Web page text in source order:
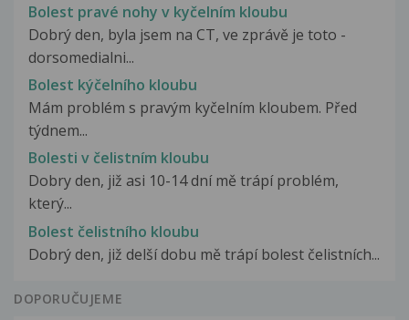
Bolest pravé nohy v kyčelním kloubu
Dobrý den, byla jsem na CT, ve zprávě je toto -
dorsomedialni...
Bolest kýčelního kloubu
Mám problém s pravým kyčelním kloubem. Před
týdnem...
Bolesti v čelistním kloubu
Dobry den, již asi 10-14 dní mě trápí problém,
který...
Bolest čelistního kloubu
Dobrý den, již delší dobu mě trápí bolest čelistních...
DOPORUČUJEME